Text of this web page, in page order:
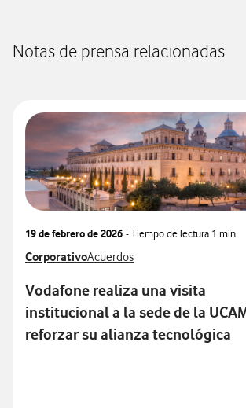
Notas de prensa relacionadas
19 de febrero de 2026 - Tiempo de lectura 1 min
Ver más notas de prensa relacionados con
CorporativoVer más notas de prensa
Acuerdos
Vodafone realiza una visita
institucional a la sede de la
reforzar su alianza tecnológica